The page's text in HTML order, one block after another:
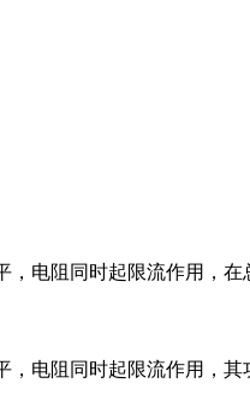
电阻同时起限流作用，
电阻同时起限流作用，